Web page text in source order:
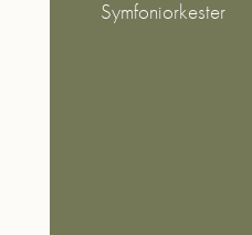
Symfoniorkester